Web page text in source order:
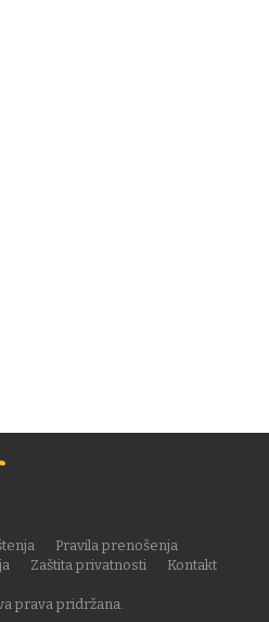
prava pridržana.
Pravila prenošenja
Zaštita privatnosti
Kontakt